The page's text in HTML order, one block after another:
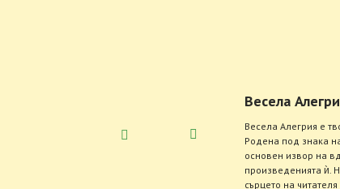
Весела
Весела Алегрия е
Родена под знака
основен извор на
произведенията ѝ.
сърцето на